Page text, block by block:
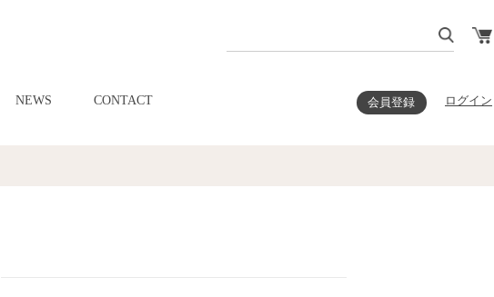
NEWS CONTACT 会員登録 ログイン